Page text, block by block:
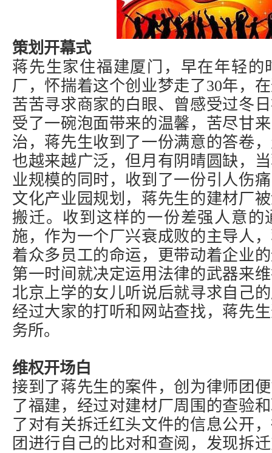
策划开幕式
蒋先生家住福建厦门，早在年轻的
厂，怀揣着这个创业梦走了30年，
苦苦寻求商家的白眼、曾感受过冬
受了一碗泡面带来的温馨，苦尽甘
治，蒋先生收到了一份满意的答卷
也越来越广泛，但月有阴晴圆缺，
业规模的同时，收到了一份引人伤
文化产业园规划，蒋先生的建材厂
搬迁。收到这样的一份差强人意的
施，作为一个厂兴衰成败的主导人
着众多员工的命运，更带动着企业
第一时间就决定运用法律的武器来
北京上学的女儿听说后就寻求自己
经过大家的打听和网站查找，蒋先
务所。
维权开场白
接到了蒋先生的案件，创为律师团
了福建，经过对建材厂周围的查验
了对有关拆迁红头文件的信息公开
团进行自己的比对和查阅，发现拆